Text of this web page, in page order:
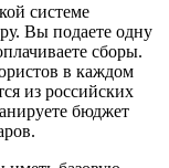
системе
Вы подаете одну
сборы.
в каждом
из российских
бюджет